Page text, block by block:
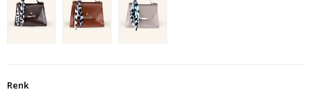
Renk